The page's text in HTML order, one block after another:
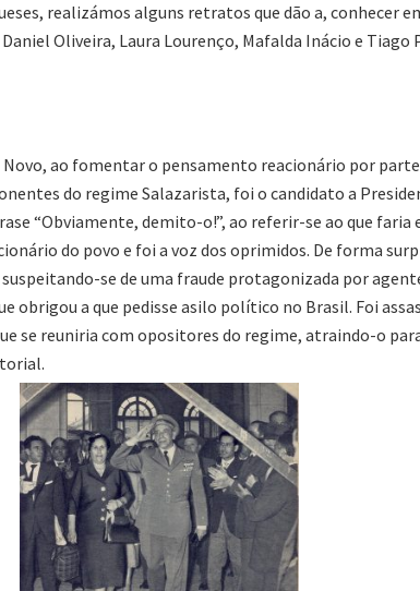
realizámos alguns retratos que dão a, conhecer
Oliveira, Laura Lourenço, Mafalda Inácio e Tiago
ao fomentar o pensamento reacionário por parte
do regime Salazarista, foi o candidato a
“Obviamente, demito-o!”, ao referir-se ao que
do povo e foi a voz dos oprimidos. De forma
se de uma fraude protagonizada por
a que pedisse asilo político no Brasil. Foi
se reuniria com opositores do regime, atraindo-o